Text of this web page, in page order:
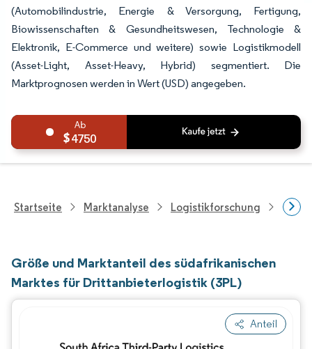
(Automobilindustrie, Energie & Versorgung, Fertigung,
Biowissenschaften & Gesundheitswesen, Technologie &
Elektronik, E-Commerce und weitere) sowie Logistikmodell
(Asset-Light, Asset-Heavy, Hybrid) segmentiert. Die
Marktprognosen werden in Wert (USD) angegeben.
4750
Startseite Marktanalyse Logistikforschung
Größe und Marktanteil des südafrikanischen
Marktes für Drittanbieterlogistik (3PL)
Anteil